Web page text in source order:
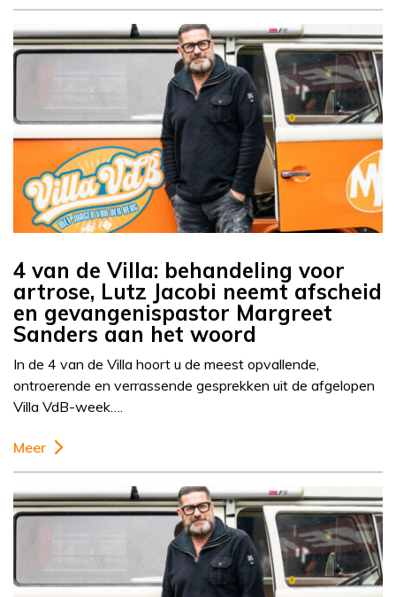
4 van de Villa: behandeling voor
artrose, Lutz Jacobi neemt afscheid
en gevangenispastor Margreet
Sanders aan het woord
In de 4 van de Villa hoort u de meest opvallende,
ontroerende en verrassende gesprekken uit de afgelopen
Villa VdB-week….
Meer